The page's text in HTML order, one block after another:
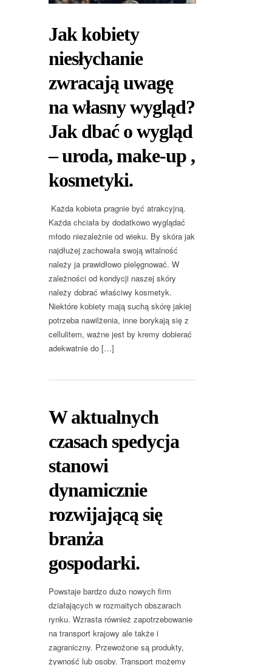
Jak kobiety
niesłychanie
zwracają uwagę
na własny wygląd?
Jak dbać o wygląd
– uroda, make-up ,
kosmetyki.
Każda kobieta pragnie być atrakcyjną.
Każda chciała by dodatkowo wyglądać
młodo niezależnie od wieku. By skóra jak
najdłużej zachowała swoją witalność
należy ja prawidłowo pielęgnować. W
zależności od kondycji naszej skóry
należy dobrać właściwy kosmetyk.
Niektóre kobiety mają suchą skórę jakiej
potrzeba nawilżenia, inne borykają się z
cellulitem, ważne jest by kremy dobierać
adekwatnie do […]
W aktualnych
czasach spedycja
stanowi
dynamicznie
rozwijającą się
branża
gospodarki.
Powstaje bardzo dużo nowych firm
działających w rozmaitych obszarach
rynku. Wzrasta również zapotrzebowanie
na transport krajowy ale także i
zagraniczny. Przewożone są produkty,
żywność lub osoby. Transport możemy